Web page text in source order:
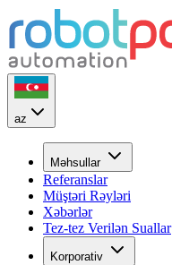
az
Məhsullar
Referanslar
Müştəri Rəyləri
Xəbərlər
Tez-tez Verilən Suallar
Korporativ